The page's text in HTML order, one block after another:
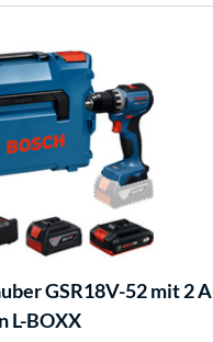
GSR18V-52 mit 2
L-BOXX